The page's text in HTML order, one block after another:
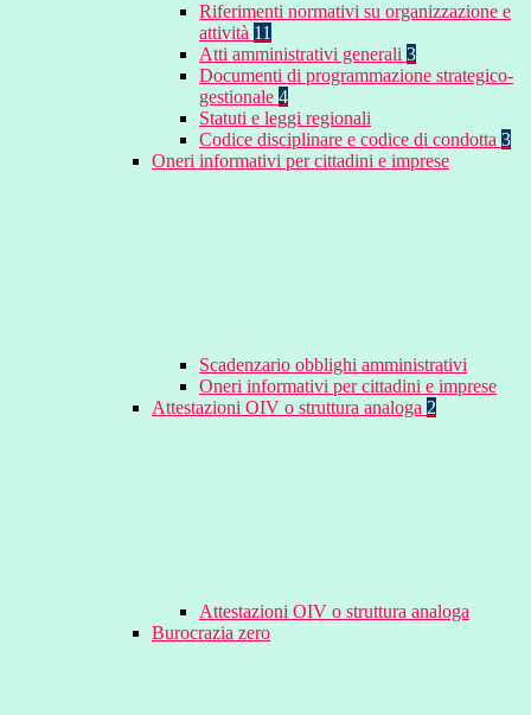
Riferimenti normativi su organizzazione e
attività 11
Atti amministrativi generali 3
Documenti di programmazione strategico-
gestionale 4
Statuti e leggi regionali
Codice disciplinare e codice di condotta 3
Oneri informativi per cittadini e imprese
Scadenzario obblighi amministrativi
Oneri informativi per cittadini e imprese
Attestazioni OIV o struttura analoga 2
Attestazioni OIV o struttura analoga
Burocrazia zero